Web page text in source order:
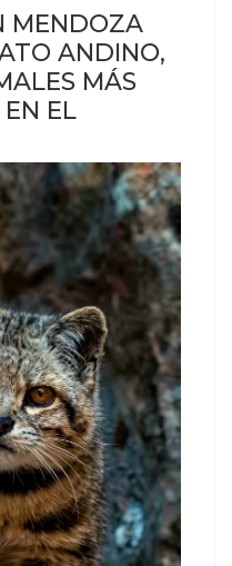
MENDOZA
ANDINO,
MÁS
EN EL